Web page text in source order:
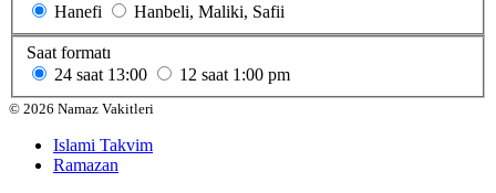
Hanefi
Hanbeli, Maliki, Safii
Saat formatı
24 saat 13:00 12 saat 1:00 pm
© 2026 Namaz Vakitleri
Islami Takvim
Ramazan